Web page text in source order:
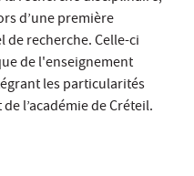
d’une première
recherche. Celle-ci
de l'enseignement
les particularités
l’académie de Créteil.